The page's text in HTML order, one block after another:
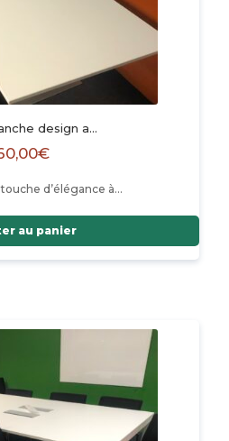
design a…
€
d’élégance à…
au panier